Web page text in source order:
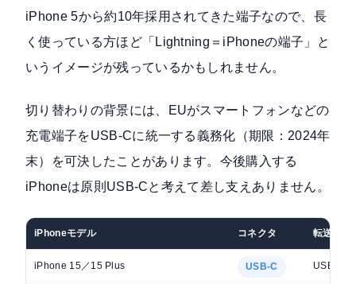
iPhone 5から約10年採用されてきた端子なので、長
く使っている方ほど「Lightning＝iPhoneの端子」と
いうイメージが残っているかもしれません。
切り替わりの背景には、EUがスマートフォンなどの
充電端子をUSB-Cに統一する義務化（期限：2024年
末）を可決したことがあります。今後購入する
iPhoneは原則USB-Cと考えて差し支えありません。
iPhoneモデル コネクタ 転送速度
iPhone 15／15 Plus USB-C USB 2（